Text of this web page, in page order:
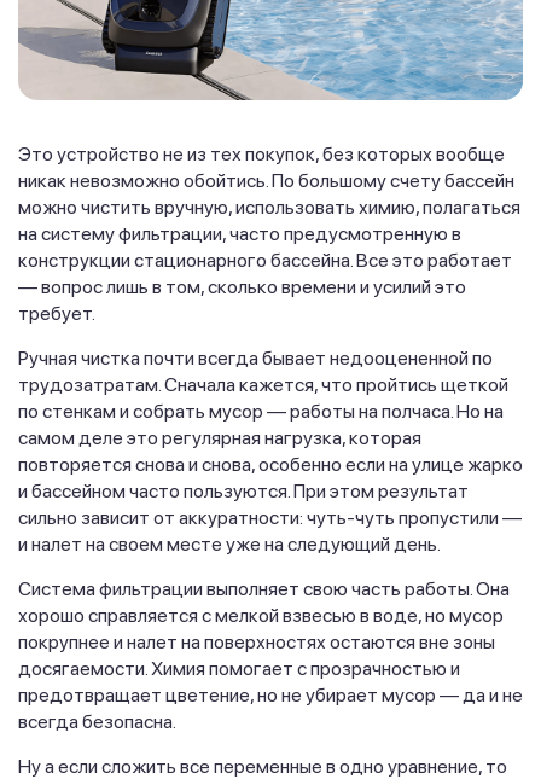
Это устройство не из тех покупок, без которых вообще
никак невозможно обойтись. По большому счету бассейн
можно чистить вручную, использовать химию, полагаться
на систему фильтрации, часто предусмотренную в
конструкции стационарного бассейна. Все это работает
— вопрос лишь в том, сколько времени и усилий это
требует.
Ручная чистка почти всегда бывает недооцененной по
трудозатратам. Сначала кажется, что пройтись щеткой
по стенкам и собрать мусор — работы на полчаса. Но на
самом деле это регулярная нагрузка, которая
повторяется снова и снова, особенно если на улице жарко
и бассейном часто пользуются. При этом результат
сильно зависит от аккуратности: чуть-чуть пропустили —
и налет на своем месте уже на следующий день.
Система фильтрации выполняет свою часть работы. Она
хорошо справляется с мелкой взвесью в воде, но мусор
покрупнее и налет на поверхностях остаются вне зоны
досягаемости. Химия помогает с прозрачностью и
предотвращает цветение, но не убирает мусор — да и не
всегда безопасна.
Ну а если сложить все переменные в одно уравнение, то